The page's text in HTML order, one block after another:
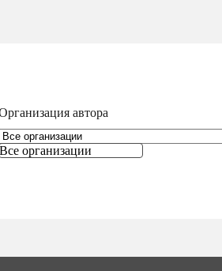
автора
организации